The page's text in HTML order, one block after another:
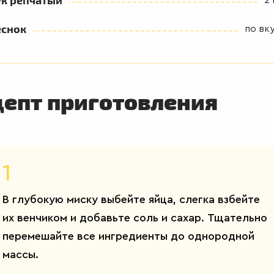
по
приготовления
1
В глубокую миску выбейте яйца, слегка взбейте
их венчиком и добавьте соль и сахар. Тщательно
перемешайте все ингредиенты до однородной
массы.